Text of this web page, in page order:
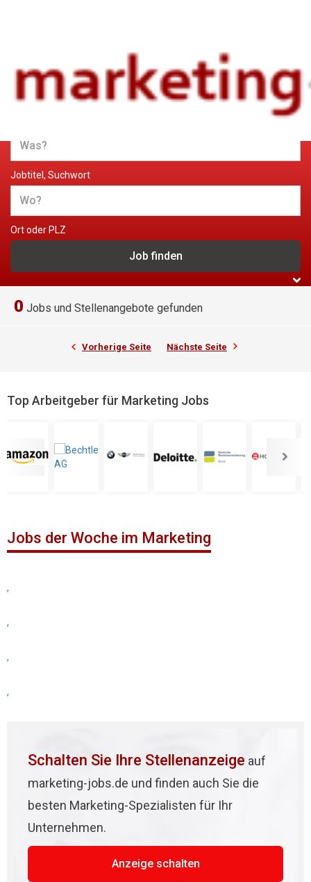
Jobs und Stellenangebote im
Marketing
Jobtitel, Suchwort
Ort oder PLZ
0 Jobs und Stellenangebote gefunden
Vorherige Seite Nächste Seite
Top Arbeitgeber für Marketing Jobs
Jobs der Woche im Marketing
,
,
,
,
Schalten Sie Ihre Stellenanzeige auf
marketing-jobs.de und finden auch Sie die
besten Marketing-Spezialisten für Ihr
Unternehmen.
Anzeige schalten